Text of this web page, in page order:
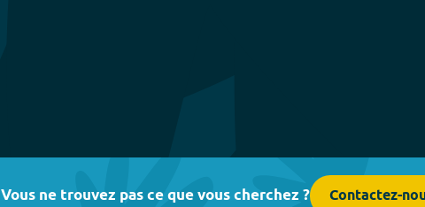
Vous ne trouvez pas ce que vous cherchez ? Contactez-